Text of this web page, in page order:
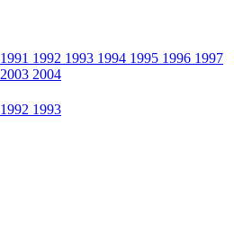
1991 1992 1993 1994 1995 1996 1997
2003 2004
1992 1993